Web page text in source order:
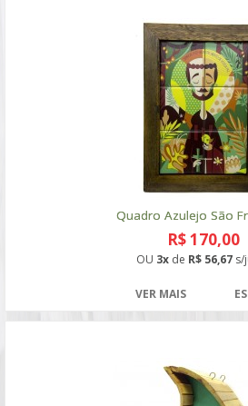
Quadro Azulejo São
R$ 170,00
OU 3x de R$ 56,67 s/
VER MAIS